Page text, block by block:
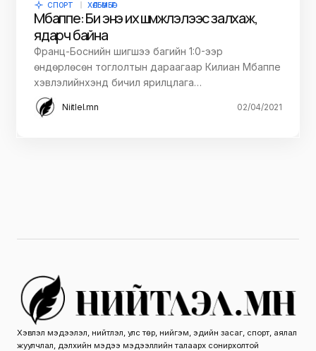
СПОРТ ХӨЛБӨМБӨГ
Мбаппе: Би энэ их шүүмжлэлээс залхаж,
ядарч байна
Франц-Боснийн шигшээ багийн 1:0-ээр
өндөрлөсөн тоглолтын дараагаар Килиан Мбаппе
хэвлэлийнхэнд бичил ярилцлага…
Niitlel.mn 02/04/2021
Хэвлэл мэдээлэл, нийтлэл, улс төр, нийгэм, эдийн засаг, спорт, аялал
жуулчлал, дэлхийн мэдээ мэдээллийн талаарх сонирхолтой